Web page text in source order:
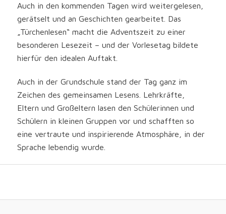
Auch in den kommenden Tagen wird weitergelesen,
gerätselt und an Geschichten gearbeitet. Das
„Türchenlesen“ macht die Adventszeit zu einer
besonderen Lesezeit – und der Vorlesetag bildete
hierfür den idealen Auftakt.
Auch in der Grundschule stand der Tag ganz im
Zeichen des gemeinsamen Lesens. Lehrkräfte,
Eltern und Großeltern lasen den Schülerinnen und
Schülern in kleinen Gruppen vor und schafften so
eine vertraute und inspirierende Atmosphäre, in der
Sprache lebendig wurde.